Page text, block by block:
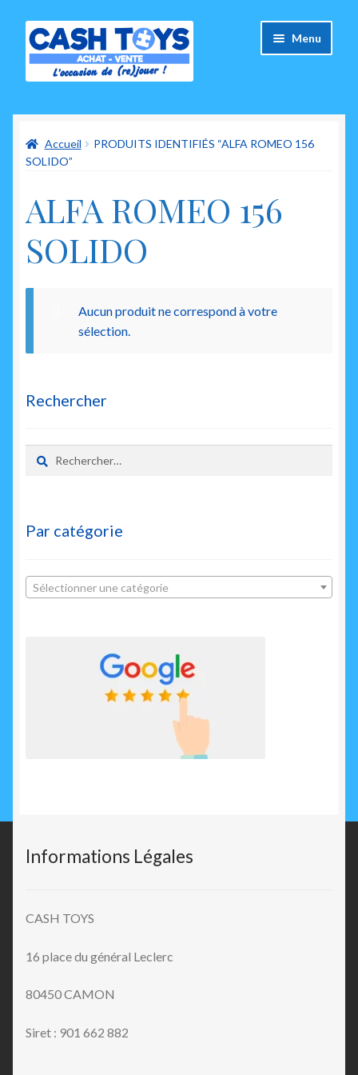
Aller
à
Aller
au
contenu
Menu
Carte Cadeau
A propos de nous
Accueil
PRODUITS IDENTIFIÉS “ALFA ROMEO 156
SOLIDO”
ALFA ROMEO 156
SOLIDO
Aucun produit ne correspond à votre
sélection.
Rechercher
Rechercher :
Par catégorie
Sélectionner une catégorie
Informations Légales
CASH TOYS
16 place du général Leclerc
80450 CAMON
Siret : 901 662 882